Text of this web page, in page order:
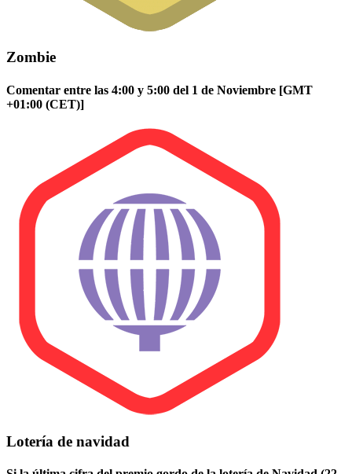
Zombie
Comentar entre las 4:00 y 5:00 del 1 de Noviembre [GMT
+01:00 (CET)]
Lotería de navidad